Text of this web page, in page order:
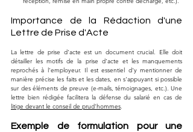
Importance de la Rédaction d'une
Lettre de Prise d'Acte
La lettre de prise d'acte est un document crucial. Elle doit
détailler les motifs de la prise d'acte et les manquements
reprochés à l'employeur. Il est essentiel d'y mentionner de
manière précise les faits et les dates, en s'appuyant si possible
sur des éléments de preuve (e-mails, témoignages, etc.). Une
litige devant le conseil de prud'hommes.
Exemple de formulation pour une